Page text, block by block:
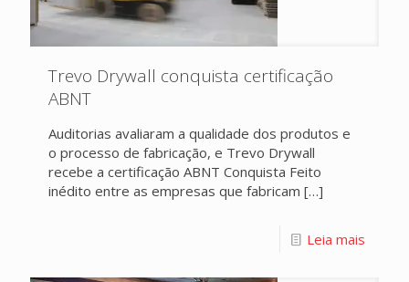
Trevo Drywall conquista certificação
ABNT
Auditorias avaliaram a qualidade dos produtos e
o processo de fabricação, e Trevo Drywall
recebe a certificação ABNT Conquista Feito
inédito entre as empresas que fabricam […]
Leia mais